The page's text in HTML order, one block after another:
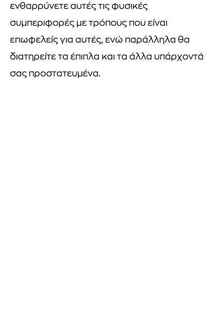
ενθαρρύνετε αυτές τις φυσικές
συμπεριφορές με τρόπους που είναι
επωφελείς για αυτές, ενώ παράλληλα θα
διατηρείτε τα έπιπλα και τα άλλα υπάρχοντά
σας προστατευμένα.